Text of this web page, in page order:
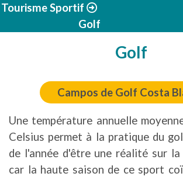
Tourisme Sportif
Golf
Golf
Campos de Golf Costa
Une température annuelle
Celsius permet à la pratique du
de l'année d'être une réalité sur la
car la haute saison de ce sport